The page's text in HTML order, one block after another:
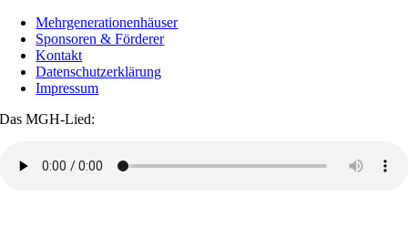
Mehrgenerationenhäuser
Sponsoren & Förderer
Kontakt
Datenschutzerklärung
Impressum
Das MGH-Lied: